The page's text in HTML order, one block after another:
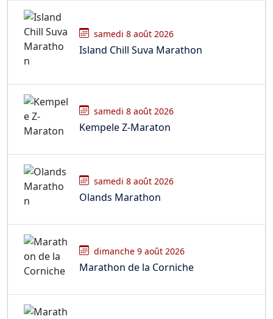
samedi 8 août 2026
Island Chill Suva Marathon
samedi 8 août 2026
Kempele Z-Maraton
samedi 8 août 2026
Olands Marathon
dimanche 9 août 2026
Marathon de la Corniche